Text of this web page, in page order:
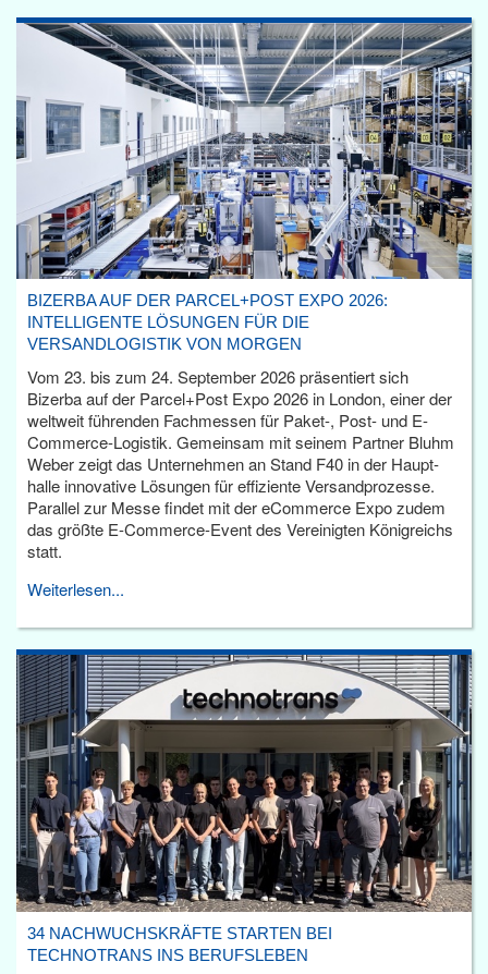
BIZERBA AUF DER PARCEL+POST EXPO 2026:
INTELLIGENTE LÖSUNGEN FÜR DIE
VERSANDLOGISTIK VON MORGEN
Vom 23. bis zum 24. September 2026 präsentiert sich
Bizerba auf der Parcel+Post Expo 2026 in London, einer der
weltweit führenden Fachmessen für Paket-, Post- und E-
Commerce-Logistik. Gemeinsam mit seinem Partner Bluhm
Weber zeigt das Unternehmen an Stand F40 in der Haupt­
halle innovative Lösungen für effiziente Versandprozesse.
Parallel zur Messe findet mit der eCommerce Expo zudem
das größte E-Commerce-Event des Vereinigten Königreichs
statt.
Weiterlesen...
34 NACHWUCHSKRÄFTE STARTEN BEI
TECHNOTRANS INS BERUFSLEBEN